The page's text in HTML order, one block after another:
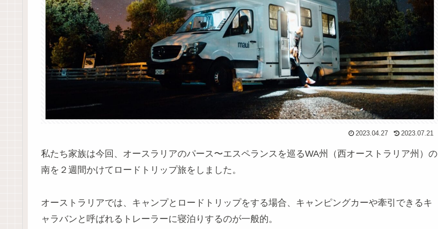
2023.04.27 2023.07.21
私たち家族は今回、オースラリアのパース〜エスペランスを巡るWA州（西オーストラリア州）の
南を２週間かけてロードトリップ旅をしました。
オーストラリアでは、キャンプとロードトリップをする場合、キャンピングカーや牽引できるキ
ャラバンと呼ばれるトレーラーに寝泊りするのが一般的。